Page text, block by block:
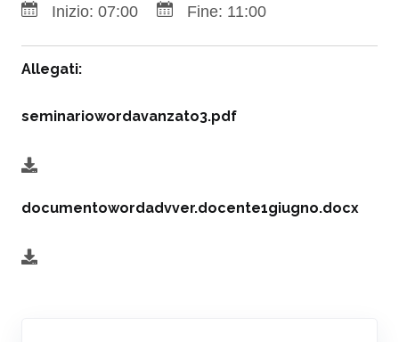
Inizio: 07:00 Fine: 11:00
Allegati:
seminariowordavanzato3.pdf
documentowordadvver.docente1giugno.docx